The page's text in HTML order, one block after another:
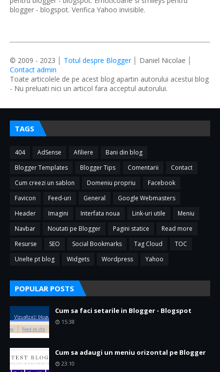
blogger - blogspot. Verifica Yahoo invisible.
© 2009 - 2023 │ Totul despre Blogger│ Daniel Nicolae │
Contact admin
Toate articolele de pe acest blog apartin autorului acestui blog
- Nu preluati nici un articol fara acceptul autorului.
TAGS
404 AdSense Afiliere
Bani din blog
Blogger Templates
Blogger Tips Comentarii
Contact
Cum creezi un sablon
Domeniu propriu
Facebook
Favicon
Feed-uri General
Google Webmasters
Header
Imagini Interfata noua Link-uri utile
Meniu
Navbar
Noutati pe Blogger Pagini statice
Read more
Resurse
SEO Social Bookmarks Tag Cloud
TOC
Unelte pt blog
Widgets Wordpress Yahoo
POPULAR POSTS
Cum sa faci setarile in Blogger - Blogspot
15:38
Cum sa adaugi un meniu orizontal pe Blogger
23:10